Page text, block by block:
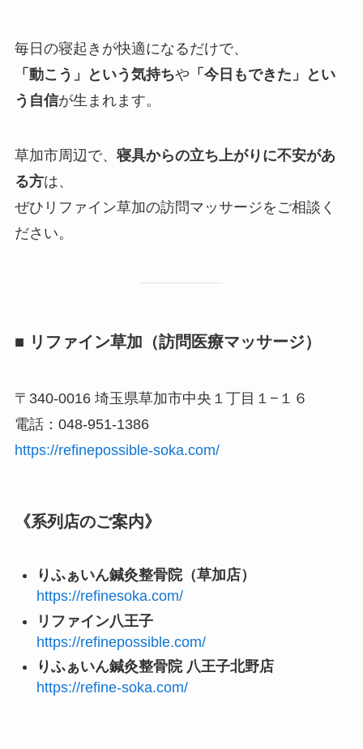
毎日の寝起きが快適になるだけで、
「動こう」という気持ちや 「今日もできた」とい
う自信が生まれます。
草加市周辺で、 寝具からの立ち上がりに不安があ
る方は、
ぜひリファイン草加の訪問マッサージをご相談く
ださい。
■ リファイン草加（訪問医療マッサージ）
〒340-0016 埼玉県草加市中央１丁目１−１６
電話：048-951-1386
https://refinepossible-soka.com/
《系列店のご案内》
りふぁいん鍼灸整骨院（草加店）
https://refinesoka.com/
リファイン八王子
https://refinepossible.com/
りふぁいん鍼灸整骨院 八王子北野店
https://refine-soka.com/